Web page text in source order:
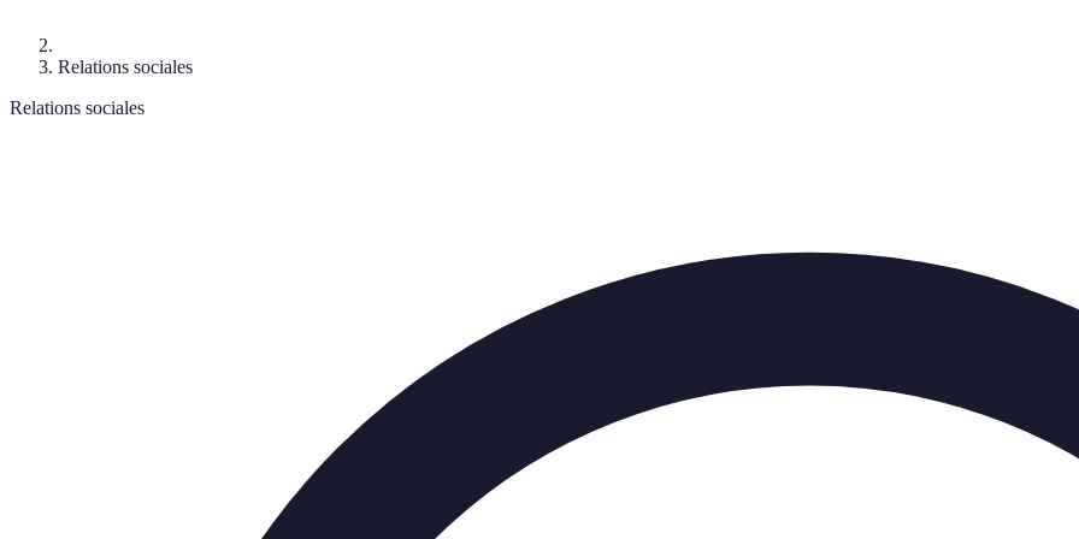
Relations sociales
Relations sociales